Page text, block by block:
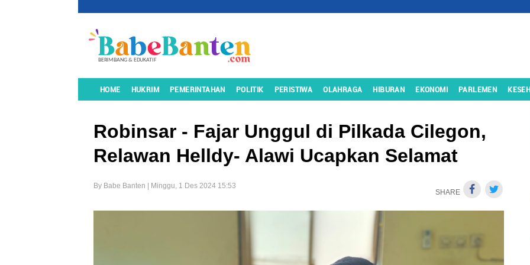
HOME HUKRIM PEMERINTAHAN POLITIK PERISTIWA OLAHRAGA HIBURAN EKONOMI PARLEMEN
Robinsar - Fajar Unggul di Pilkada Cilegon,
Relawan Helldy- Alawi Ucapkan Selamat
By Babe Banten | Minggu, 1 Des 2024 15:53
SHARE